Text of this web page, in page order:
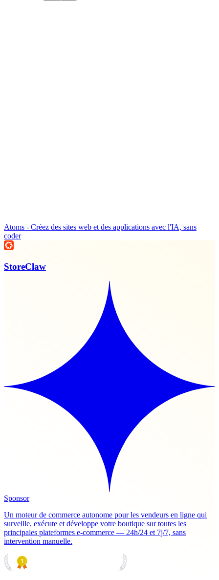
Atoms - Créez des sites web et des applications avec l'IA, sans
coder
StoreClaw
Sponsor
Un moteur de commerce autonome pour les vendeurs en ligne qui
surveille, exécute et développe votre boutique sur toutes les
principales plateformes e-commerce — 24h/24 et 7j/7, sans
intervention manuelle.